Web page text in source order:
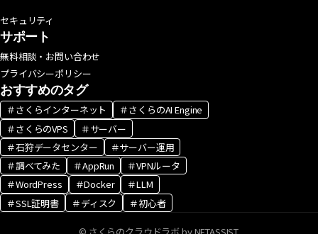
セキュリティ
サポート
無料相談・お問い合わせ
プライバシーポリシー
おすすめのタグ
＃さくらインターネット
＃さくらのAI Engine
＃さくらのVPS
＃サーバー
＃石狩データセンター
＃サーバー運用
＃調べてみた
＃AppRun
＃VPNルータ
＃WordPress
＃Docker
＃LLM
＃SSL証明書
＃ディスク ＃初心者